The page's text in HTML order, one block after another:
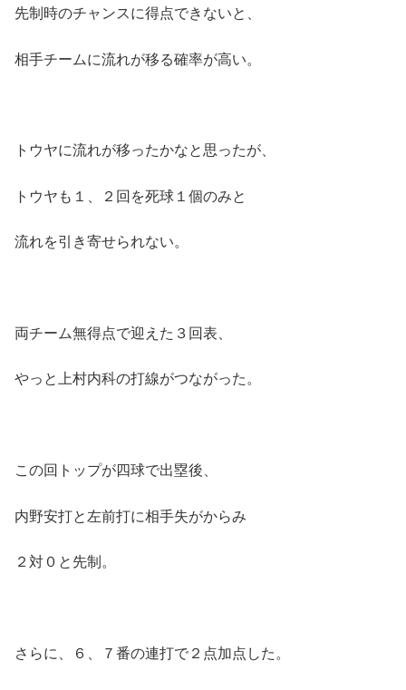
先制時のチャンスに得点できないと、
相手チームに流れが移る確率が高い。
トウヤに流れが移ったかなと思ったが、
トウヤも１、２回を死球１個のみと
流れを引き寄せられない。
両チーム無得点で迎えた３回表、
やっと上村内科の打線がつながった。
この回トップが四球で出塁後、
内野安打と左前打に相手失がからみ
２対０と先制。
さらに、６、７番の連打で２点加点した。